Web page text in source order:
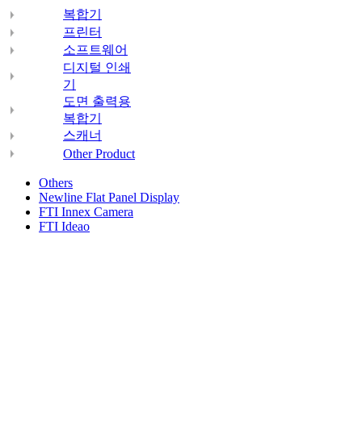
복합기
프린터
소프트웨어
디지털 인쇄
기
도면 출력용
복합기
스캐너
Other Product
Others
Newline Flat Panel Display
FTI Innex Camera
FTI Ideao